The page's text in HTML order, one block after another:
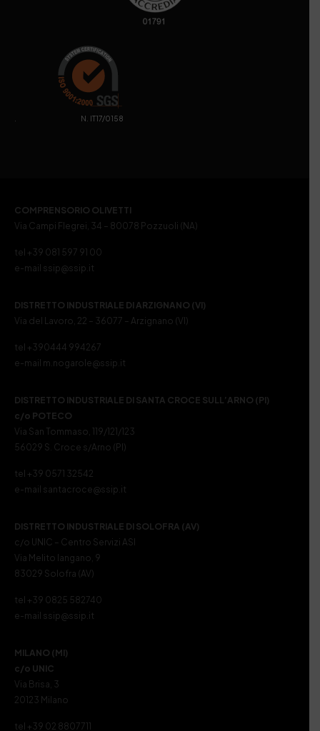
. N. IT17/0158
COMPRENSORIO OLIVETTI
Via Campi Flegrei, 34 – 80078 Pozzuoli (NA)
tel +39 081 597 91 00
e-mail ssip@ssip.it
DISTRETTO INDUSTRIALE DI ARZIGNANO (VI)
Via del Lavoro, 22 – 36077 – Arzignano (VI)
tel +390444 994267
e-mail m.nogarole@ssip.it
DISTRETTO INDUSTRIALE DI SANTA CROCE SULL’ARNO (PI)
c/o POTECO
Via San Tommaso, 119/121/123
56029 S. Croce s/Arno (PI)
tel +39 0571 32542
e-mail santacroce@ssip.it
DISTRETTO INDUSTRIALE DI SOLOFRA (AV)
c/o UNIC – Centro Servizi ASI
Via Melito Iangano, 9
83029 Solofra (AV)
tel +39 0825 582740
e-mail ssip@ssip.it
MILANO (MI)
c/o UNIC
Via Brisa, 3
20123 Milano
tel +39 02 8807711